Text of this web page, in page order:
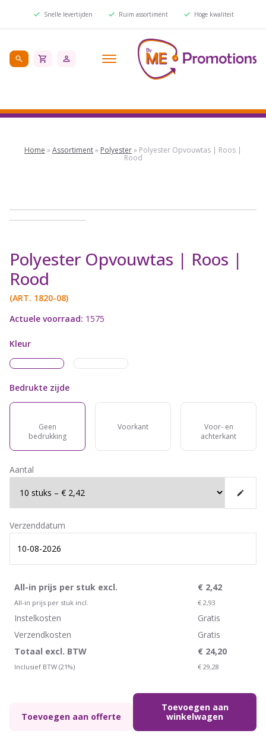
Snelle levertijden Ruim assortiment Hoge kwaliteit
Home »Assortiment» Polyester» Polyester Opvouwtas | Roos |
Rood
Polyester Opvouwtas | Roos |
Rood
(ART. 1820-08)
Actuele voorraad: 1575
Kleur
Bedrukte zijde
Geen
bedrukking
Voorkant
Voor- en
achterkant
Aantal
Verzenddatum
All-in prijs per stuk excl. € 2,42
All-in prijs per stuk incl. € 2,93
Instelkosten
Gratis
Verzendkosten
Gratis
Totaal excl. BTW
€ 24,20
Inclusief BTW (21%) € 29,28
Toevoegen aan offerte
Toevoegen aan
winkelwagen